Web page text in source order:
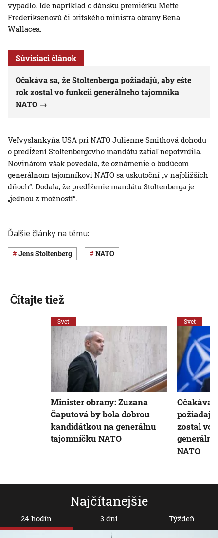
vypadlo. Ide napríklad o dánsku premiérku Mette
Frederiksenovú či britského ministra obrany Bena
Wallacea.
Súvisiaci článok
Očakáva sa, že Stoltenberga požiadajú, aby ešte
rok zostal vo funkcii generálneho tajomníka
NATO
Veľvyslankyňa USA pri NATO Julienne Smithová dohodu
o predĺžení Stoltenbergovho mandátu zatiaľ nepotvrdila.
Novinárom však povedala, že oznámenie o budúcom
generálnom tajomníkovi NATO sa uskutoční „v najbližších
dňoch“. Dodala, že predĺženie mandátu Stoltenberga je
„jednou z možností“.
Ďalšie články na tému:
Jens Stoltenberg NATO
Najčítanejšie
24 hodín 3 dni Týždeň
Čítajte tiež
Svet
Minister obrany: Zuzana
Čaputová by bola dobrou
kandidátkou na generálnu
tajomníčku NATO
Svet
Očakáva
zostal vo
NATO